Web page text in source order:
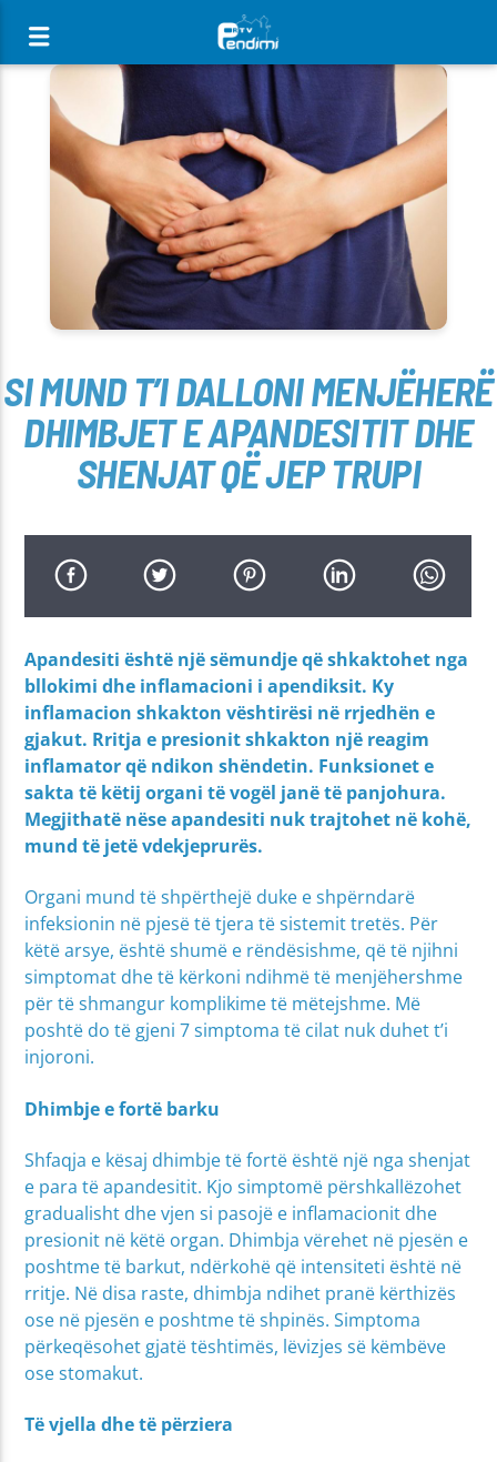
[There are no radio stations in the database]
SI MUND T’I DALLONI MENJËHERË
DHIMBJET E APANDESITIT DHE
SHENJAT QË JEP TRUPI
Apandesiti është një sëmundje që shkaktohet nga
bllokimi dhe inflamacioni i apendiksit. Ky
inflamacion shkakton vështirësi në rrjedhën e
gjakut. Rritja e presionit shkakton një reagim
inflamator që ndikon shëndetin. Funksionet e
sakta të këtij organi të vogël janë të panjohura.
Megjithatë nëse apandesiti nuk trajtohet në kohë,
mund të jetë vdekjeprurës.
Organi mund të shpërthejë duke e shpërndarë
infeksionin në pjesë të tjera të sistemit tretës. Për
këtë arsye, është shumë e rëndësishme, që të njihni
simptomat dhe të kërkoni ndihmë të menjëhershme
për të shmangur komplikime të mëtejshme. Më
poshtë do të gjeni 7 simptoma të cilat nuk duhet t’i
injoroni.
Dhimbje e fortë barku
Shfaqja e kësaj dhimbje të fortë është një nga shenjat
e para të apandesitit. Kjo simptomë përshkallëzohet
gradualisht dhe vjen si pasojë e inflamacionit dhe
presionit në këtë organ. Dhimbja vërehet në pjesën e
poshtme të barkut, ndërkohë që intensiteti është në
rritje. Në disa raste, dhimbja ndihet pranë kërthizës
ose në pjesën e poshtme të shpinës. Simptoma
përkeqësohet gjatë tështimës, lëvizjes së këmbëve
ose stomakut.
Të vjella dhe të përziera